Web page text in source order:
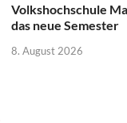
Volkshochschule
das neue Semester
8. August 2026